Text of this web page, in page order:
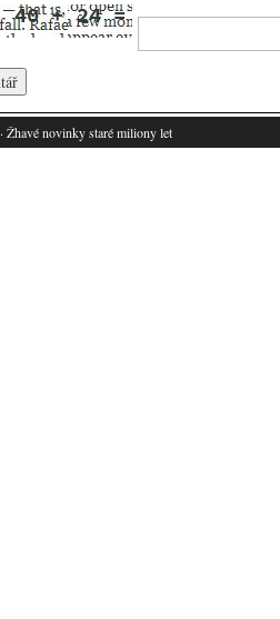
· Žhavé novinky staré miliony let